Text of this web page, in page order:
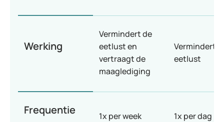
Werking
Vermindert de
eetlust en
vertraagt de
maaglediging
Vermindert
eetlust
Frequentie 1x per week 1x per dag